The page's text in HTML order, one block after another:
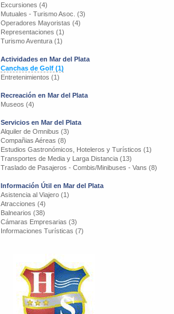
Excursiones (4)
Mutuales - Turismo Asoc. (3)
Operadores Mayoristas (4)
Representaciones (1)
Turismo Aventura (1)
Actividades en Mar del Plata
Canchas de Golf (1)
Entretenimientos (1)
Recreación en Mar del Plata
Museos (4)
Servicios en Mar del Plata
Alquiler de Omnibus (3)
Compañias Aéreas (8)
Estudios Gastronómicos, Hoteleros y Turísticos (1)
Transportes de Media y Larga Distancia (13)
Traslado de Pasajeros - Combis/Minibuses - Vans (8)
Información Útil en Mar del Plata
Asistencia al Viajero (1)
Atracciones (4)
Balnearios (38)
Cámaras Empresarias (3)
Informaciones Turísticas (7)